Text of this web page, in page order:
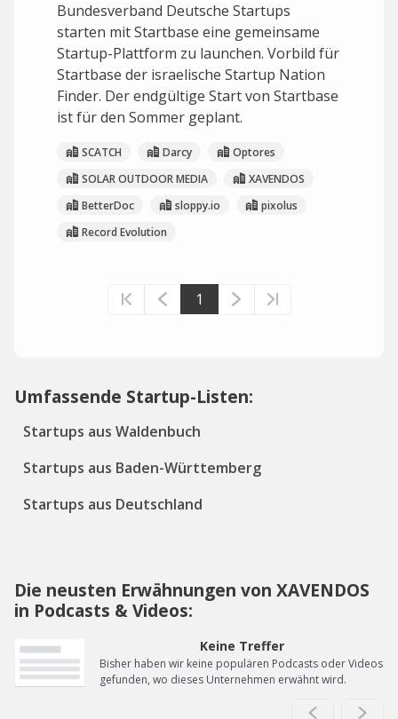
Bundesverband Deutsche Startups
starten mit Startbase eine gemeinsame
Startup-Plattform zu launchen. Vorbild für
Startbase der israelische Startup Nation
Finder. Der endgültige Start von Startbase
ist für den Sommer geplant.
SCATCH Darcy
Optores
SOLAR OUTDOOR MEDIA
XAVENDOS
BetterDoc
sloppy.io
pixolus
Record Evolution
1
Umfassende Startup-Listen:
Startups aus Waldenbuch
Startups aus Baden-Württemberg
Startups aus Deutschland
Die neusten Erwähnungen von XAVENDOS
in Podcasts & Videos:
Keine Treffer
Bisher haben wir keine populären Podcasts oder Videos
gefunden, wo dieses Unternehmen erwähnt wird.